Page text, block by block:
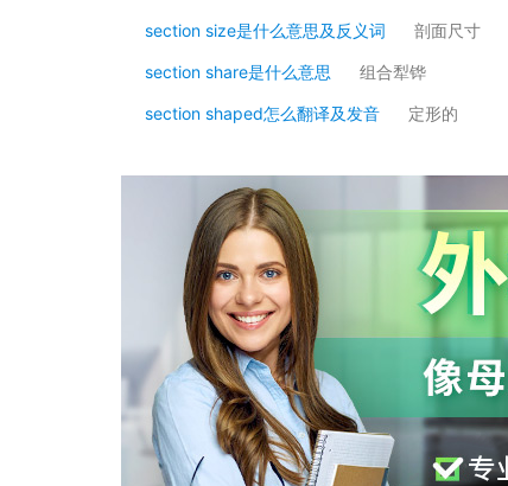
section size是什么意思及反义词 剖面尺寸
section share是什么意思 组合犁铧
section shaped怎么翻译及发音 定形的